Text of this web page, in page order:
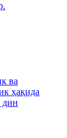
ва
ҳақида
дин